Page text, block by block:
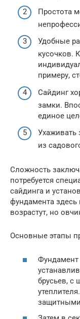
Простота
Удобные
кусочков.
примеру,
Сайдинг
замки.
единое
Ухаживать
из
Сложность
потребуется
сайдинга и
фундамента здесь
возрастут, но
Основные этапы
брусьев, с